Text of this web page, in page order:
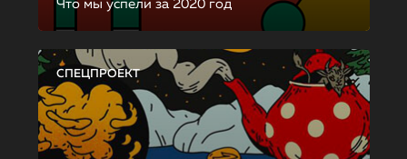
Что мы успели за 2020 год
СПЕЦПРОЕКТ